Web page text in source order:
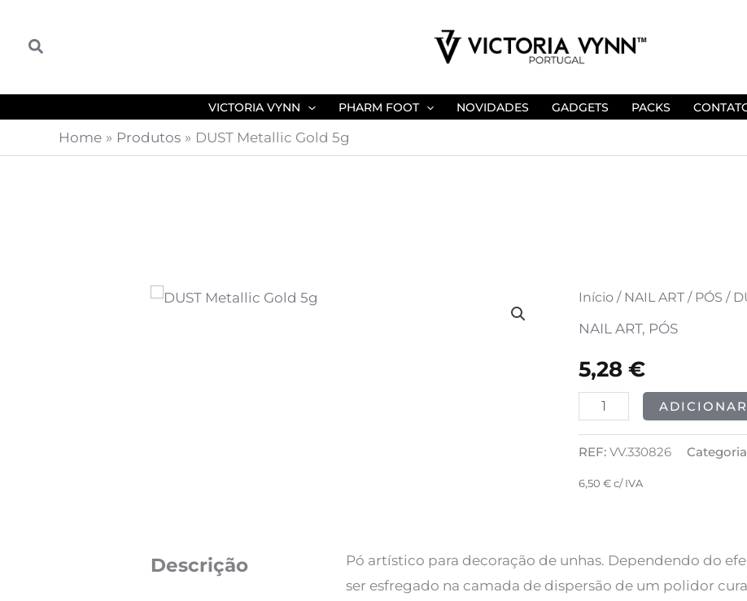
Search
VICTORIA VYNN PHARM FOOT NOVIDADES GADGETS PACKS
Home Produtos DUST Metallic Gold 5g
Início/ NAIL ART/ PÓS /
NAIL ART, PÓS
5,28 €
Quantidade
de
Metallic
Gold
5g
ADICIONAR
REF: VV.330826
6,50 €c/ IVA
Descrição
Pó artístico para decoração de unhas. Dependendo do
ser esfregado na camada de dispersão de um polidor